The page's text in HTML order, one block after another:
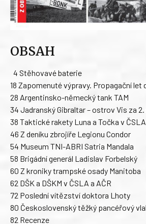
OBSAH
4 Stěhovavé baterie
18 Zapomenuté výpravy. Propagační let
28 Argentinsko-německý tank TAM
34 Jadranský Gibraltar – ostrov Vis za
38 Taktické rakety Luna a Točka v ČSLA
46 Z deníku zbrojíře Legionu Condor
54 Museum TNI-ABRI Satria Mandala
58 Brigádní generál Ladislav Forbelský
60 Z kroniky trampské osady Manitoba
62 DŠK a DŠKM v ČSLA a AČR
72 Poslední vítězství doktora Lhoty
80 Československý těžký pancéřový
82 Recenze